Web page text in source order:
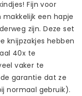
Fijn voor
een hapje
zijn. Deze set
knijpzakjes hebben
40x te
vaker te
garantie dat ze
normaal gebruik).